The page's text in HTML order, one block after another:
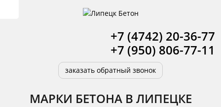
+7 (4742) 20-36-77
+7 (950) 806-77-11
заказать обратный звонок
МАРКИ БЕТОНА В ЛИПЕЦКЕ